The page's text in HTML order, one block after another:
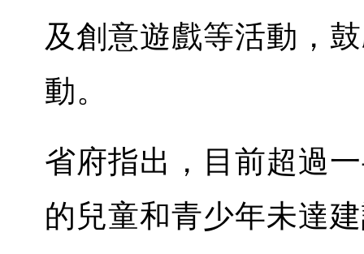
及創意遊戲等活動，
動。
省府指出，目前超過
的兒童和青少年未達